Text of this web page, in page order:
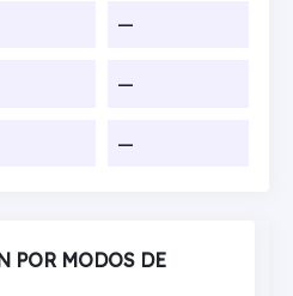
—
—
—
POR MODOS DE